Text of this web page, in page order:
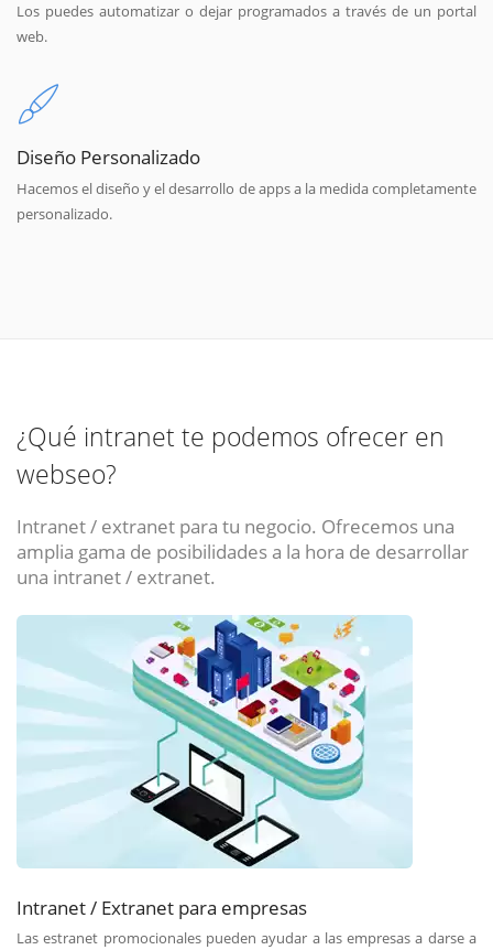
Los puedes automatizar o dejar programados a través de un portal
web.
Diseño Personalizado
Hacemos el diseño y el desarrollo de apps a la medida completamente
personalizado.
¿Qué intranet te podemos ofrecer en
webseo?
Intranet / extranet para tu negocio. Ofrecemos una
amplia gama de posibilidades a la hora de desarrollar
una intranet / extranet.
Intranet / Extranet para empresas
Las estranet promocionales pueden ayudar a las empresas a darse a